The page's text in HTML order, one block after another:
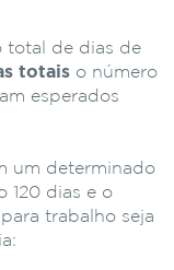
total de dias de
totais o número
esperados
um determinado
120 dias e o
trabalho seja